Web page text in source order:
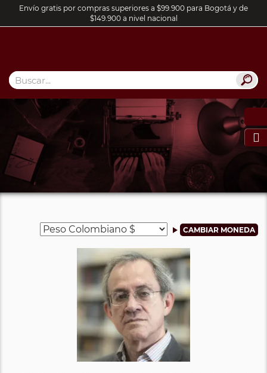
Envío gratis por compras superiores a $99.900 para Bogotá y de
$149.900 a nivel nacional
